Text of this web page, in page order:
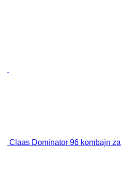
Claas Dominator 96 kombajn za